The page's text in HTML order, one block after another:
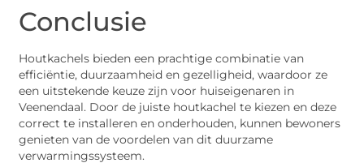
Conclusie
Houtkachels bieden een prachtige combinatie van
efficiëntie, duurzaamheid en gezelligheid, waardoor ze
een uitstekende keuze zijn voor huiseigenaren in
Veenendaal. Door de juiste houtkachel te kiezen en deze
correct te installeren en onderhouden, kunnen bewoners
genieten van de voordelen van dit duurzame
verwarmingssysteem.